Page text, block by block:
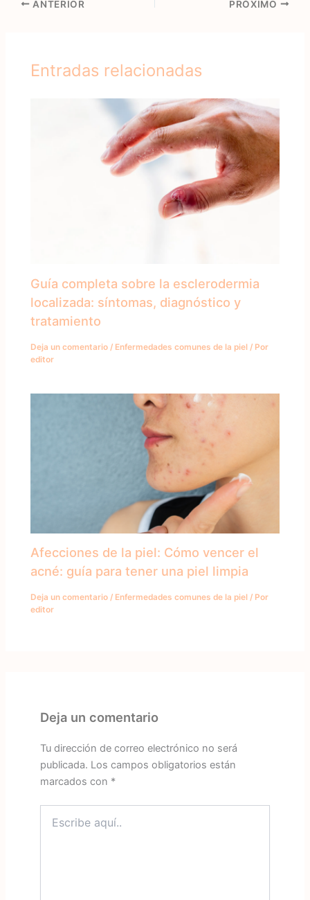
ANTERIOR PRÓXIMO
Entradas relacionadas
Guía completa sobre la esclerodermia
localizada: síntomas, diagnóstico y
tratamiento
Deja un comentario / Enfermedades comunes de la piel / Por
editor
Afecciones de la piel: Cómo vencer el
acné: guía para tener una piel limpia
Deja un comentario / Enfermedades comunes de la piel / Por
editor
Deja un comentario
Tu dirección de correo electrónico no será
publicada. Los campos obligatorios están
marcados con *
aquí..